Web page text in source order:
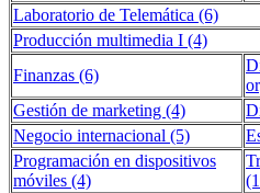
Laboratorio de Telemática (6)
Producción multimedia I (4)
Finanzas (6)
Gestión de marketing (4)
Negocio internacional (5)
Programación en dispositivos
móviles (4)